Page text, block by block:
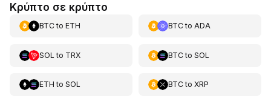
Κρύπτο σε κρύπτο
BTCto ETH BTCto ADA
SOL to TRX BTCto SOL
ETH to SOL BTCto XRP